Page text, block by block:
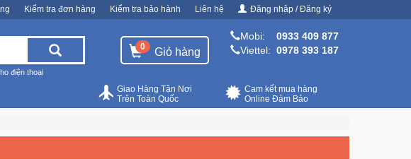
Kiểm tra đơn hàng Kiểm tra bảo hành Liên hệ Đăng nhập / Đăng ký
điện thoại
0 Giỏ hàng
Mobi:
0933 409 877
Viettel: 0978 393 187
Cam kết mua hàng
Online Đảm Bảo
Giao Hàng Tận Nơi
Trên Toàn Quốc